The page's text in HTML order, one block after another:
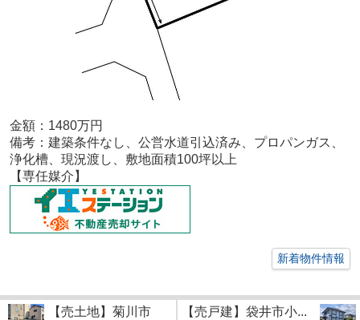
金額：1480万円
備考： 建築条件なし、公営水道引込済み、プロパンガス、
浄化槽、現況渡し、敷地面積100坪以上
【専任媒介】
新着物件情報
【売土地】菊川市
【売戸建】袋井市小...